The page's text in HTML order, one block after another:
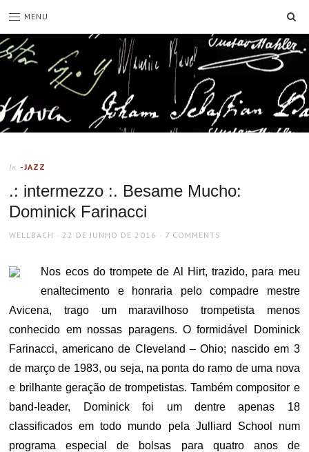
MENU
In -JAZZ
.: intermezzo :. Besame Mucho:
Dominick Farinacci
AUTHOR
WELLBACH
POSTED
22 DE JUNHO DE 2016 7 COMMENTS
Nos ecos do trompete de Al Hirt, trazido, para meu
enaltecimento e honraria pelo compadre mestre
Avicena, trago um maravilhoso trompetista menos
conhecido em nossas paragens. O formidável Dominick
Farinacci, americano de Cleveland – Ohio; nascido em 3
de março de 1983, ou seja, na ponta do ramo de uma nova
e brilhante geração de trompetistas. Também compositor e
band-leader, Dominick foi um dentre apenas 18
classificados em todo mundo pela Julliard School num
programa especial de bolsas para quatro anos de